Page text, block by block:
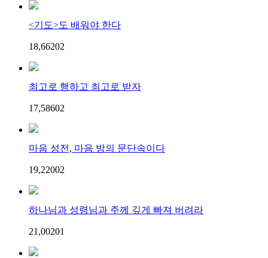
<기도>도 배워야 한다
18,66202
최고로 행하고 최고로 받자
17,58602
마음 성전, 마음 방의 문단속이다
19,22002
하나님과 성령님과 주께 깊게 빠져 버려라
21,00201